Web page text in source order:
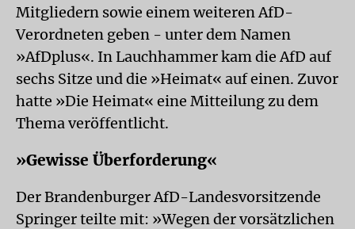
Mitgliedern sowie einem weiteren AfD-
Verordneten geben - unter dem Namen
»AfDplus«. In Lauchhammer kam die AfD auf
sechs Sitze und die »Heimat« auf einen. Zuvor
hatte »Die Heimat« eine Mitteilung zu dem
Thema veröffentlicht.
»Gewisse Überforderung«
Der Brandenburger AfD-Landesvorsitzende
Springer teilte mit: »Wegen der vorsätzlichen